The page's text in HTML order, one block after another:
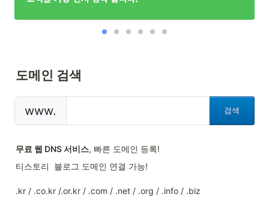
도메인 검색
www.
무료 웹 DNS 서비스, 빠른 도메인 등록!
티스토리  블로그 도메인 연결 가능!
.kr / .co.kr /.or.kr / .com / .net / .org / .info / .biz